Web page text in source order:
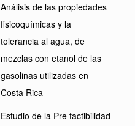
Análisis de las propiedades
fisicoquímicas y la
tolerancia al agua, de
mezclas con etanol de las
gasolinas utilizadas en
Costa Rica
Estudio de la Pre factibilidad